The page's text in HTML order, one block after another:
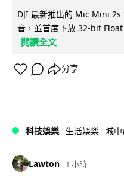
DJI 最新推出的 Mic Mini 2s
音，並首度下放 32-bit
閱讀全文
分享
科技娛樂 生活娛樂 城
Lawton 1 小時